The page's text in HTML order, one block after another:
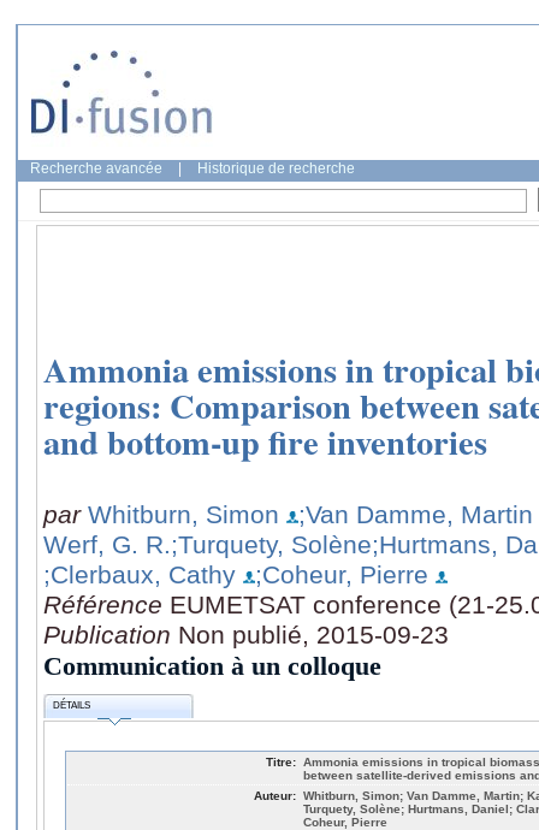
Recherche avancée Historique de recherche
Ammonia emissions in tropical
regions: Comparison between
and bottom-up fire inventories
par Whitburn, Simon
;Van Damme, Martin
Werf, G. R.;Turquety, Solène;Hurtmans,
;Clerbaux, Cathy
;Coheur, Pierre
Référence EUMETSAT conference (21-
Publication Non publié, 2015-09-23
Communication à un colloque
DÉTAILS
Titre: Ammonia emissions in tropical
between satellite-derived emissions
Auteur: Whitburn, Simon; Van Damme, Martin;
Turquety, Solène; Hurtmans, Daniel;
Coheur, Pierre